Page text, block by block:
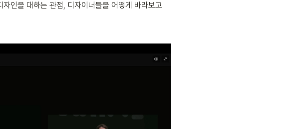
인을 대하는 관점, 디자이너들을 어떻게 바라보고